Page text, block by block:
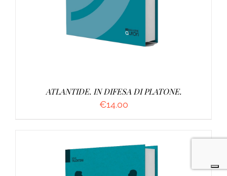
ATLANTIDE. IN DIFESA DI PLATONE.
€14.00